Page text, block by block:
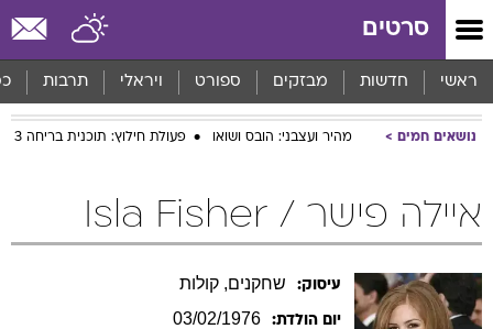
סרטים
ראשי חדשות מבזקים ספורט ויראלי תרבות
נושאים חמים מהיר ועצבני: הובס ושואו פעולת חילוץ: תוכנית בריחה 3
איילה פישר / Isla Fisher
עיסוק: שחקנים, קולות
יום הולדת: 03/02/1976